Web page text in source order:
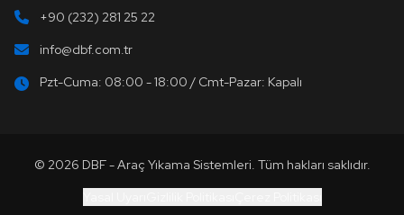
+90 (232) 281 25 22
info@dbf.com.tr
Pzt-Cuma: 08:00 - 18:00 / Cmt-Pazar: Kapalı
© 2026 DBF - Araç Yıkama Sistemleri. Tüm hakları saklıdır.